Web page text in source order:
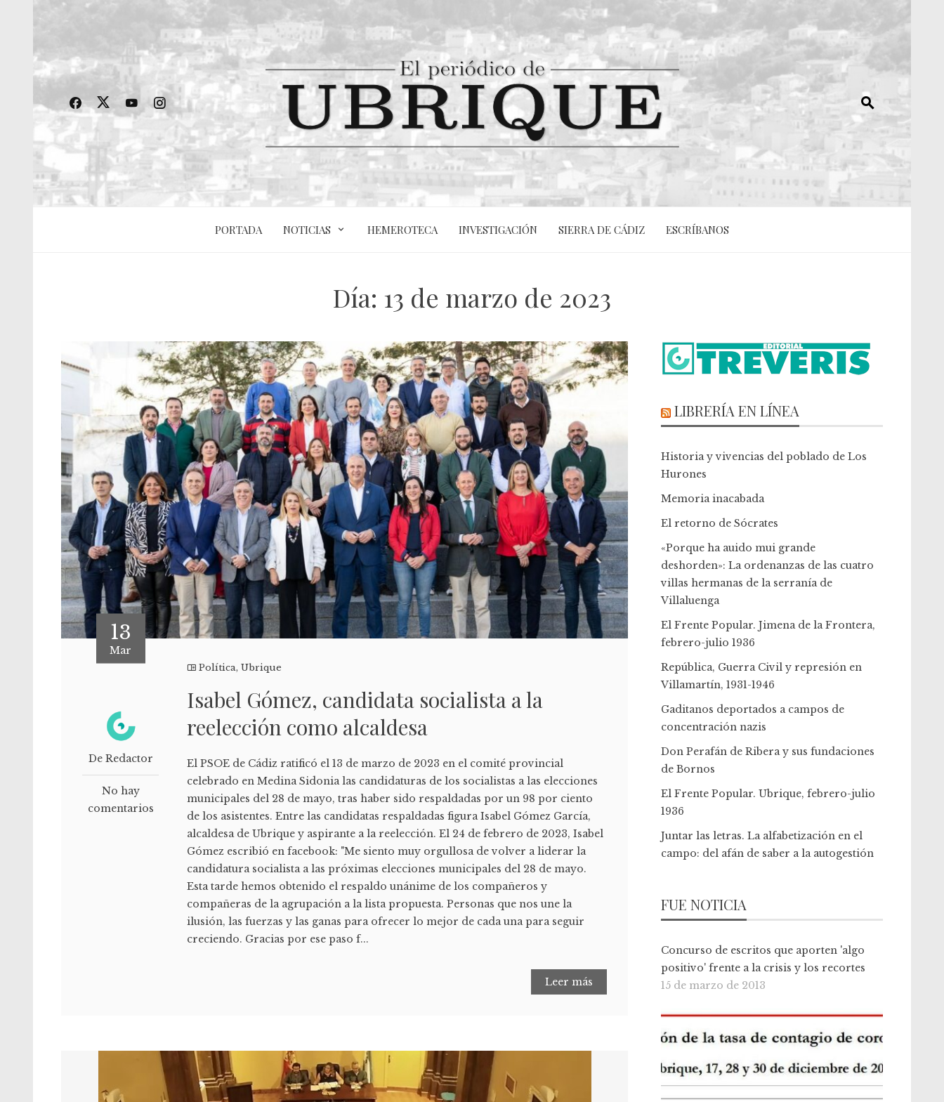
PORTADA NOTICIAS HEMEROTECA INVESTIGACIÓN SIERRA DE CÁDIZ ESCRÍBANOS
Día: 13 de marzo de 2023
13
Mar
De Redactor
No hay
comentarios
Política,Ubrique
Isabel Gómez, candidata socialista a la
reelección como alcaldesa
El PSOE de Cádiz ratificó el 13 de marzo de 2023 en el comité provincial
celebrado en Medina Sidonia las candidaturas de los socialistas a las elecciones
municipales del 28 de mayo, tras haber sido respaldadas por un 98 por ciento
de los asistentes. Entre las candidatas respaldadas figura Isabel Gómez García,
alcaldesa de Ubrique y aspirante a la reelección. El 24 de febrero de 2023, Isabel
Gómez escribió en facebook: "Me siento muy orgullosa de volver a liderar la
candidatura socialista a las próximas elecciones municipales del 28 de mayo.
Esta tarde hemos obtenido el respaldo unánime de los compañeros y
compañeras de la agrupación a la lista propuesta. Personas que nos une la
ilusión, las fuerzas y las ganas para ofrecer lo mejor de cada una para seguir
creciendo. Gracias por ese paso f...
Leer más
LIBRERÍA EN LÍNEA
Historia y vivencias del poblado de Los
Hurones
Memoria inacabada
El retorno de Sócrates
«Porque ha auido mui grande
deshorden»: La ordenanzas de las cuatro
villas hermanas de la serranía de
Villaluenga
El Frente Popular. Jimena de la Frontera,
febrero-julio 1936
República, Guerra Civil y represión en
Villamartín, 1931-1946
Gaditanos deportados a campos de
concentración nazis
Don Perafán de Ribera y sus fundaciones
de Bornos
El Frente Popular. Ubrique, febrero-julio
1936
Juntar las letras. La alfabetización en el
campo: del afán de saber a la autogestión
FUE NOTICIA
Concurso de escritos que aporten 'algo
positivo' frente a la crisis y los recortes
15 de marzo de 2013